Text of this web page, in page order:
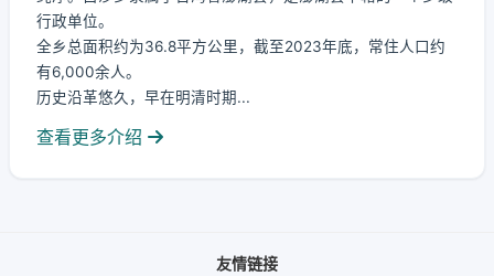
行政单位。
全乡总面积约为36.8平方公里，截至2023年底，常住人口约
有6,000余人。
历史沿革悠久，早在明清时期...
查看更多介绍
友情链接